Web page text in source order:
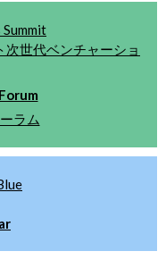
世代ベンチャーショ
ラム